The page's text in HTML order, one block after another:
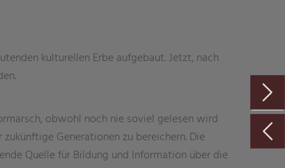
kulturellen Erbe aufgebaut. Jetzt, nach
obwohl noch nie soviel gelesen wird
Generationen zu bereichern. Die
Quelle für Bildung und Information über die